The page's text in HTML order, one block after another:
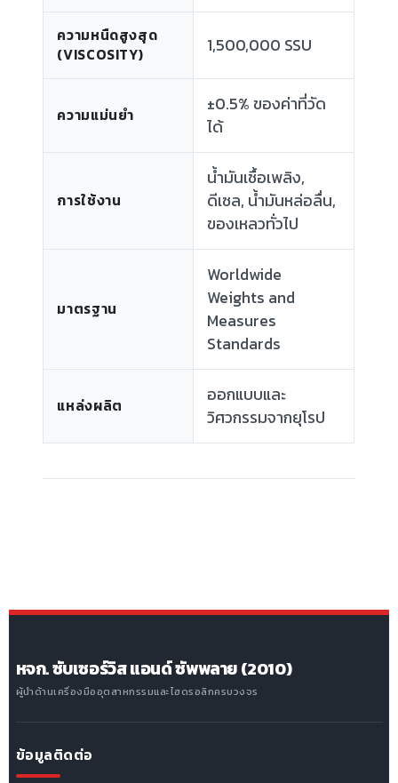
ความหนืดสูงสุด
(VISCOSITY)
1,500,000 SSU
ความแม่นยำ
±0.5% ของค่าที่วัด
ได้
การใช้งาน
น้ำมันเชื้อเพลิง,
ดีเซล, น้ำมันหล่อลื่น,
ของเหลวทั่วไป
มาตรฐาน
Worldwide
Weights and
Measures
Standards
แหล่งผลิต
ออกแบบและ
วิศวกรรมจากยุโรป
หจก. ซับเซอร์วิส แอนด์ ซัพพลาย (2010)
ผู้นำด้านเครื่องมืออุตสาหกรรมและไฮดรอลิกครบวงจร
ข้อมูลติดต่อ